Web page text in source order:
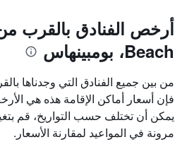
Beach، بومبينهاس
فإن أسعار أماكن الإقامة هذه هي
يمكن أن تختلف حسب التواريخ، قم
مرونة في المواعيد لمقارنة الأسعار.